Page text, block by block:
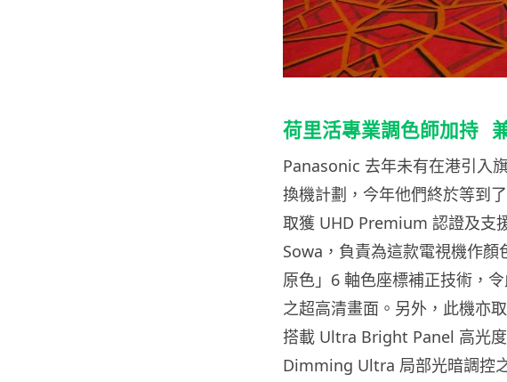
荷里活專業調色師加持
Panasonic 去年未有在港引入
換機計劃，今年他們終於等到
取獲 UHD Premium 認證及支
Sowa，負責為這款電視機作顏
原色」6 軸色座標補正技術，
之超高清畫面。另外，此機亦
搭載 Ultra Bright Panel 高光度
Dimming Ultra 局部光暗調控